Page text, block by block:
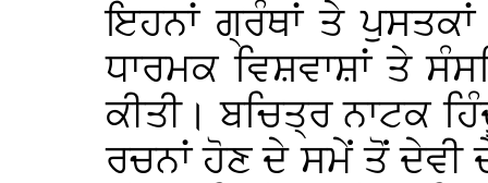
ਇਹਨਾਂ ਗ੍ਰੰਥਾਂ ਤੇ ਪੁਸਤਕਾਂ
ਧਾਰਮਕ ਵਿਸ਼ਵਾਸ਼ਾਂ ਤੇ
ਕੀਤੀ। ਬਚਿਤ੍ਰ ਨਾਟਕ
ਰਚਨਾਂ ਹੋਣ ਦੇ ਸਮੇਂ ਤੋਂ